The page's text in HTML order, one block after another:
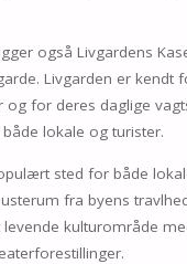
også Livgardens
Livgarden er kendt
og for deres daglige
lokale og turister.
sted for både
fra byens
kulturområde